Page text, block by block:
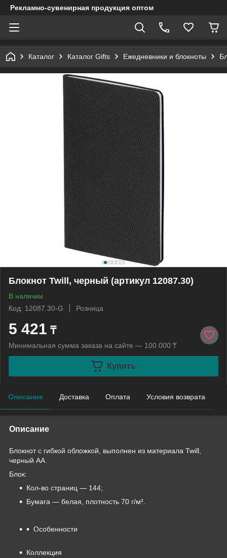
Рекламно-сувенирная продукция оптом
Каталог Каталог Gifts Ежедневники и блокноты
Блокнот Twill, черный (артикул 12087.30)
В наличии
Код: 12087.30-G
Розница
5 421 ₸
Минимальная сумма заказа на сайте — 100 000 ₸
Купить
Описание Доставка Оплата Условия возврата
Описание
Блокнот с гибкой обложкой, выполнен из материала Twill,
черный АА.
Блок:
Кол-во страниц — 144;
Бумага — белая, плотность 70 г/м².
Особенности
Коллекция